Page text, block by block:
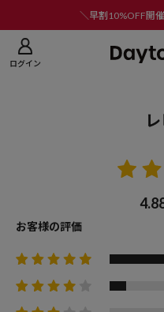
＼早割10%OFF開
ログイン
お客様の評価